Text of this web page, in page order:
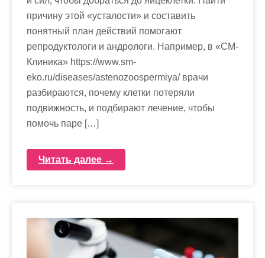
причину этой «усталости» и составить
понятный план действий помогают
репродуктологи и андрологи. Например, в «СМ-
Клиника» https://www.sm-
eko.ru/diseases/astenozoospermiya/ врачи
разбираются, почему клетки потеряли
подвижность, и подбирают лечение, чтобы
помочь паре […]
Читать далее →